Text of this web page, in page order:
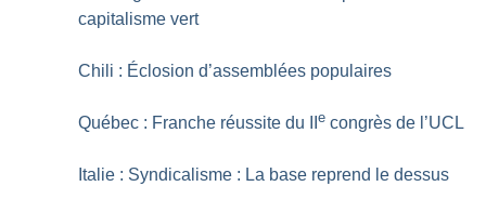
capitalisme vert
Chili : Éclosion d’assemblées populaires
Québec : Franche réussite du IIe congrès de l’UCL
Italie : Syndicalisme : La base reprend le dessus